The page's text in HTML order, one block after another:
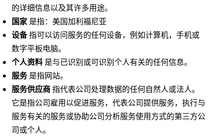
的详细信息以及其许多用途。
国家 是指：美国加利福尼亚
设备指可以访问服务的任何设备，例如计算机，手机或
数字平板电脑。
个人资料 是与已识别或可识别个人有关的任何信息。
服务是指网站。
服务供应商指代表公司处理数据的任何自然人或法人。
它是指公司雇用以促进服务，代表公司提供服务，执行与
服务有关的服务或协助公司分析服务使用方式的第三方公
司或个人。